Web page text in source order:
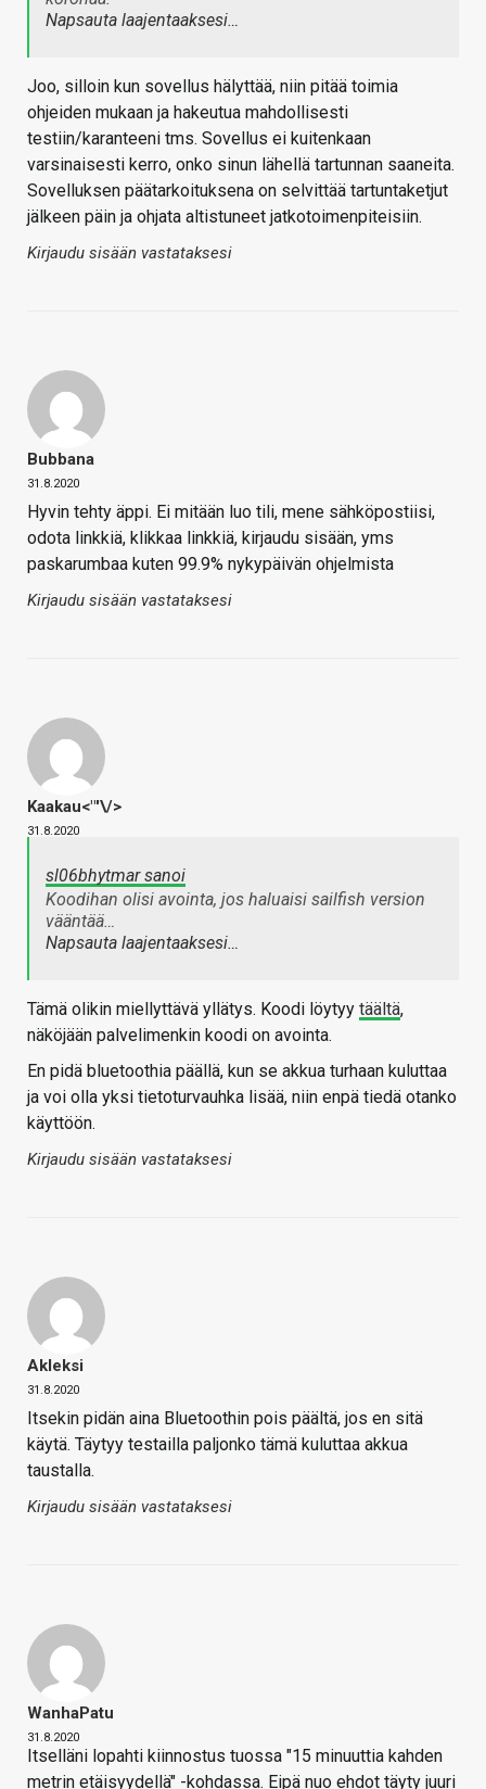
Napsauta laajentaaksesi…
Joo, silloin kun sovellus hälyttää, niin pitää toimia
ohjeiden mukaan ja hakeutua mahdollisesti
testiin/karanteeni tms. Sovellus ei kuitenkaan
varsinaisesti kerro, onko sinun lähellä tartunnan saaneita.
Sovelluksen päätarkoituksena on selvittää tartuntaketjut
jälkeen päin ja ohjata altistuneet jatkotoimenpiteisiin.
Kirjaudu sisään vastataksesi
Bubbana
31.8.2020
Hyvin tehty äppi. Ei mitään luo tili, mene sähköpostiisi,
odota linkkiä, klikkaa linkkiä, kirjaudu sisään, yms
paskarumbaa kuten 99.9% nykypäivän ohjelmista
Kirjaudu sisään vastataksesi
Kaakau<"'\/>
31.8.2020
sl06bhytmar sanoi
Koodihan olisi avointa, jos haluaisi sailfish version
vääntää…
Napsauta laajentaaksesi…
Tämä olikin miellyttävä yllätys. Koodi löytyy täältä,
näköjään palvelimenkin koodi on avointa.
En pidä bluetoothia päällä, kun se akkua turhaan kuluttaa
ja voi olla yksi tietoturvauhka lisää, niin enpä tiedä otanko
käyttöön.
Kirjaudu sisään vastataksesi
Akleksi
31.8.2020
Itsekin pidän aina Bluetoothin pois päältä, jos en sitä
käytä. Täytyy testailla paljonko tämä kuluttaa akkua
taustalla.
Kirjaudu sisään vastataksesi
WanhaPatu
31.8.2020
Itselläni lopahti kiinnostus tuossa "15 minuuttia kahden
metrin etäisyydellä" -kohdassa. Eipä nuo ehdot täyty juuri